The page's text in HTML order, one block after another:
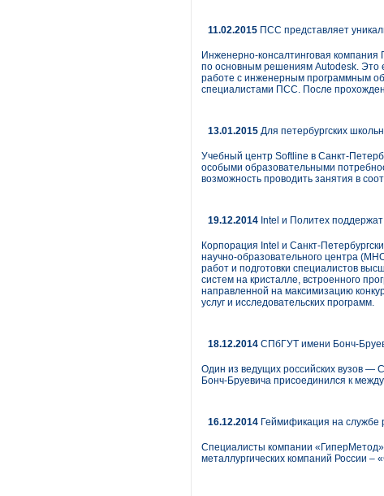
11.02.2015 ПСС представляет
Инженерно-консалтинговая
по основным решениям Autodesk. Это
работе с инженерным программным
специалистами ПСС. После
13.01.2015 Для петербургских
Учебный центр Softline в Санкт-
особыми образовательными
возможность проводить занятия в
19.12.2014 Intel и Политех
Корпорация Intel и Санкт-
научно-образовательного центра
работ и подготовки специалистов
систем на кристалле, встроенного
направленной на максимизацию
услуг и исследовательских программ.
18.12.2014 СПбГУТ имени Бонч-
Один из ведущих российских вузов —
Бонч-Бруевича присоединился к
16.12.2014 Геймификация на службе
Специалисты компании
металлургических компаний России –